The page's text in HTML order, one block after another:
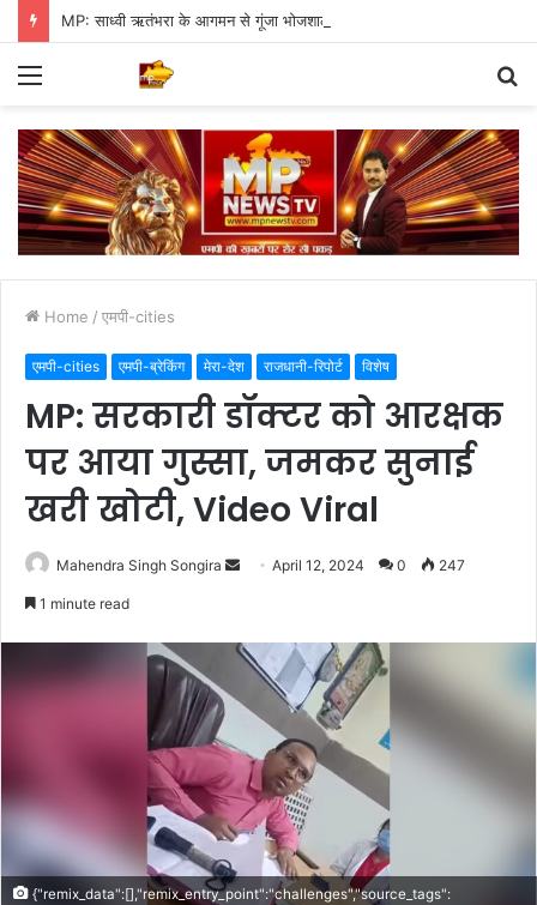
Menu
Home / एमपी-cities
एमपी-cities एमपी-ब्रेकिंग मेरा-देश राजधानी-रिपोर्ट विशेष
MP: सरकारी डॉक्टर को आरक्षक
पर आया गुस्सा, जमकर सुनाई
खरी खोटी, Video Viral
Mahendra Singh Songira
Send April 12, 2024 0 247
1 minute read
{"remix_data":[],"remix_entry_point":"challenges","source_tags":